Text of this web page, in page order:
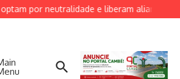
por neutralidade e liberam alianças